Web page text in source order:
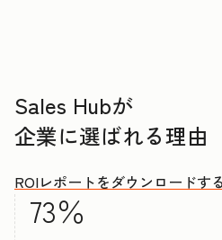
Sales Hubが
企業に選ばれる理由
ROIレポートをダウンロードする
73％